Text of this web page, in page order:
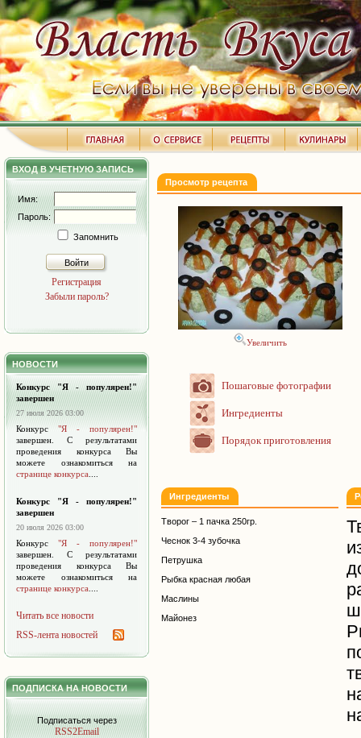
ВХОД В УЧЕТНУЮ ЗАПИСЬ
Имя:
Пароль:
Запомнить
Войти
Регистрация
Забыли пароль?
НОВОСТИ
Конкурс "Я - популярен!"
завершен
27 июля 2026 03:00
Конкурс "Я - популярен!"
завершен. С результатами
проведения конкурса Вы
можете ознакомиться на
странице конкурса
Конкурс "Я - популярен!"
завершен
20 июля 2026 03:00
Конкурс "Я - популярен!"
завершен. С результатами
проведения конкурса Вы
можете ознакомиться на
странице конкурса
Читать все новости
RSS-лента новостей
ПОДПИСКА НА НОВОСТИ
Подписаться через
RSS2Email
Просмотр рецепта
Увеличить
Пошаговые фотографии
Ингредиенты
Порядок приготовления
Ингредиенты
Творог – 1 пачка 250гр.
Чеснок 3-4 зубочка
Петрушка
Рыбка красная любая
Маслины
Майонез